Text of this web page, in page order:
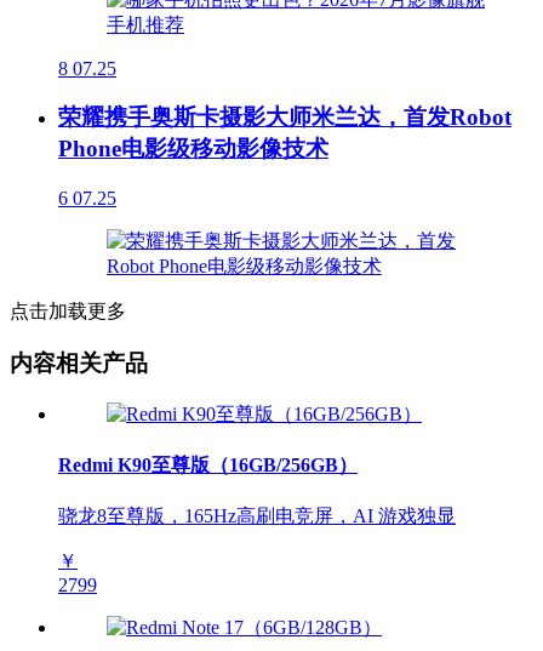
8 07.25
荣耀携手奥斯卡摄影大师米兰达，首发Robot
Phone电影级移动影像技术
6 07.25
点击加载更多
内容相关产品
Redmi K90至尊版（16GB/256GB）
骁龙8至尊版，165Hz高刷电竞屏，AI 游戏独显
￥
2799